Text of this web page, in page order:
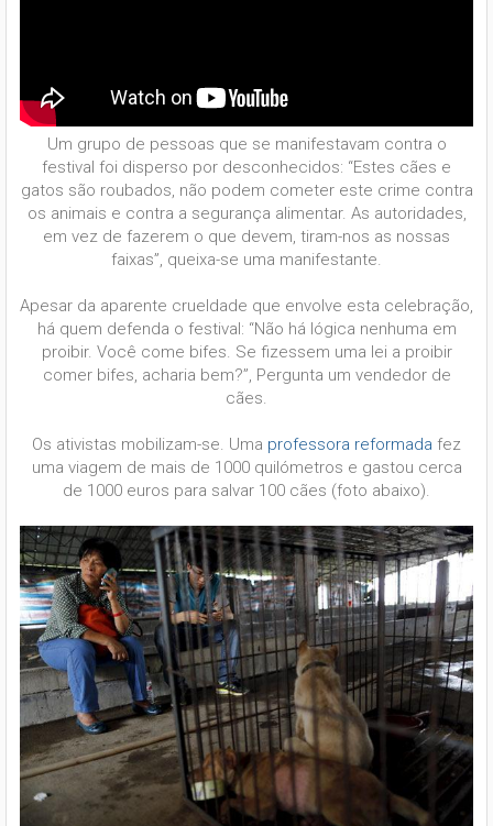
Um grupo de pessoas que se manifestavam contra o
festival foi disperso por desconhecidos: “Estes cães e
gatos são roubados, não podem cometer este crime contra
os animais e contra a segurança alimentar. As autoridades,
em vez de fazerem o que devem, tiram-nos as nossas
faixas”, queixa-se uma manifestante.
Apesar da aparente crueldade que envolve esta celebração,
há quem defenda o festival: “Não há lógica nenhuma em
proibir. Você come bifes. Se fizessem uma lei a proibir
comer bifes, acharia bem?”, Pergunta um vendedor de
cães.
Os ativistas mobilizam-se. Uma professora reformada fez
uma viagem de mais de 1000 quilómetros e gastou cerca
de 1000 euros para salvar 100 cães (foto abaixo).